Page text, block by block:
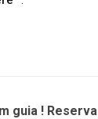
guia ! Reserva